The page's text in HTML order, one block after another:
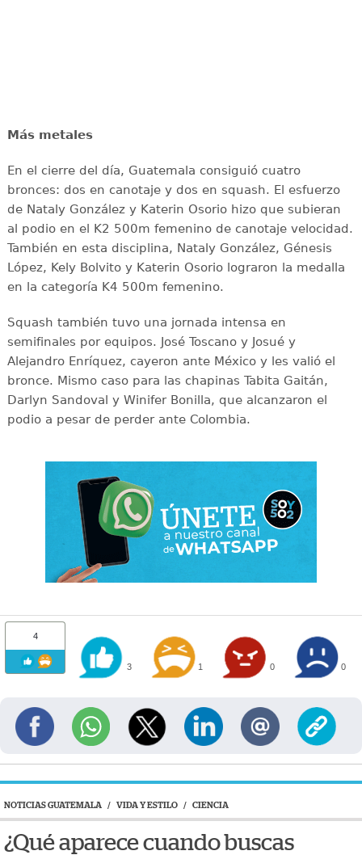
Más metales
En el cierre del día, Guatemala consiguió cuatro
bronces: dos en canotaje y dos en squash. El esfuerzo
de Nataly González y Katerin Osorio hizo que subieran
al podio en el K2 500m femenino de canotaje velocidad.
También en esta disciplina, Nataly González, Génesis
López, Kely Bolvito y Katerin Osorio lograron la medalla
en la categoría K4 500m femenino.
Squash también tuvo una jornada intensa en
semifinales por equipos. José Toscano y Josué y
Alejandro Enríquez, cayeron ante México y les valió el
bronce. Mismo caso para las chapinas Tabita Gaitán,
Darlyn Sandoval y Winifer Bonilla, que alcanzaron el
podio a pesar de perder ante Colombia.
4
3 1 0 0
NOTICIAS GUATEMALA / VIDA Y ESTILO / CIENCIA
¿Qué aparece cuando buscas